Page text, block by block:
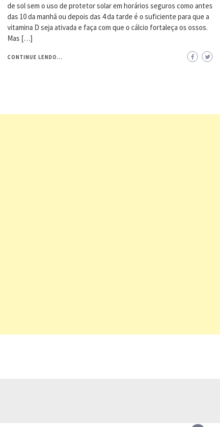
de sol sem o uso de protetor solar em horários seguros como antes
das 10 da manhã ou depois das 4 da tarde é o suficiente para que a
vitamina D seja ativada e faça com que o cálcio fortaleça os ossos.
Mas […]
CONTINUE LENDO...